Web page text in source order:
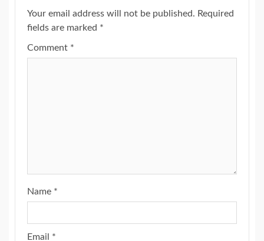
Your email address will not be published. Required
fields are marked *
Comment *
Name *
Email *